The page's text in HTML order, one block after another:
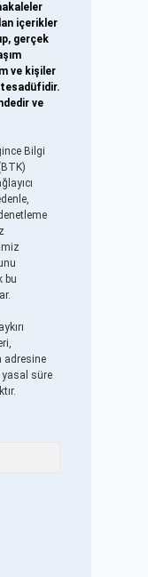
içerikler
gerçek
ve kişiler
ve
Bilgi
bu
adresine
süre